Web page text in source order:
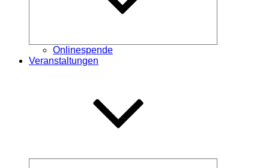
Onlinespende
Veranstaltungen